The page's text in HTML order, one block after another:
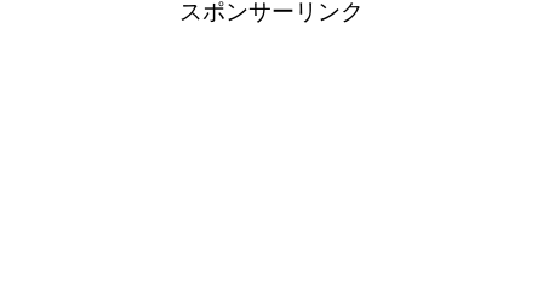
スポンサーリンク